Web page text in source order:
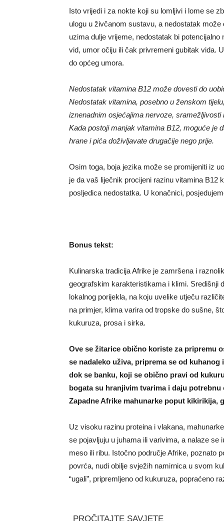
Isto vrijedi i za nokte koji su lomljivi i lome se
ulogu u živčanom sustavu, a nedostatak
uzima dulje vrijeme, nedostatak bi
vid, umor očiju ili čak privremeni gubitak vida.
do općeg umora.
Nedostatak vitamina B12 može dovesti do
Nedostatak vitamina, posebno u ženskom
iznenadnim osjećajima nervoze,
Kada postoji manjak vitamina B12, moguće je
hrane i pića doživljavate drugačije nego prije.
Osim toga, boja jezika može se promijeniti iz
je da vaš liječnik procijeni razinu vitamina B12
posljedica nedostatka. U konačnici,
Bonus tekst:
Kulinarska tradicija Afrike je zamršena i
geografskim karakteristikama i klimi. Središnji
lokalnog porijekla, na koju uvelike utječu
na primjer, klima varira od tropske do sušne,
kukuruza, prosa i sirka.
Ove se žitarice obično koriste za pripremu
se nadaleko uživa, priprema se od
dok se banku, koji se obično pravi od
bogata su hranjivim tvarima i daju
Zapadne Afrike mahunarke poput kikirikija,
Uz visoku razinu proteina i vlakana,
se pojavljuju u juhama ili varivima, a nalaze se
meso ili ribu. Istočno područje Afrike, poznato
povrća, nudi obilje svježih namirnica u svom
“ugali”, pripremljeno od kukuruza, popraćeno